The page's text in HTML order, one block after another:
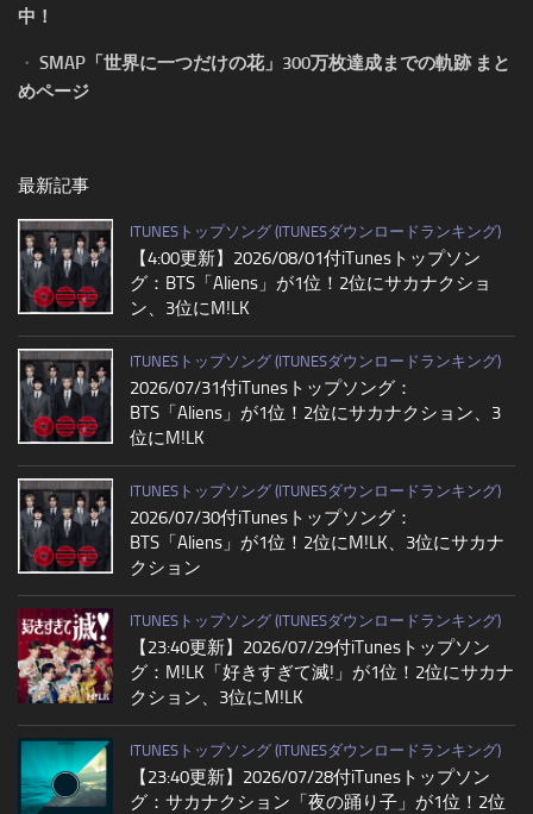
中！
・ SMAP「世界に一つだけの花」300万枚達成までの軌跡 まと
めページ
最新記事
ITUNESトップソング (ITUNESダウンロードランキング)
【4:00更新】2026/08/01付iTunesトップソン
グ：BTS「Aliens」が1位！2位にサカナクショ
ン、3位にM!LK
ITUNESトップソング (ITUNESダウンロードランキング)
2026/07/31付iTunesトップソング：
BTS「Aliens」が1位！2位にサカナクション、3
位にM!LK
ITUNESトップソング (ITUNESダウンロードランキング)
2026/07/30付iTunesトップソング：
BTS「Aliens」が1位！2位にM!LK、3位にサカナ
クション
ITUNESトップソング (ITUNESダウンロードランキング)
【23:40更新】2026/07/29付iTunesトップソン
グ：M!LK「好きすぎて滅!」が1位！2位にサカナ
クション、3位にM!LK
ITUNESトップソング (ITUNESダウンロードランキング)
【23:40更新】2026/07/28付iTunesトップソン
グ：サカナクション「夜の踊り子」が1位！2位